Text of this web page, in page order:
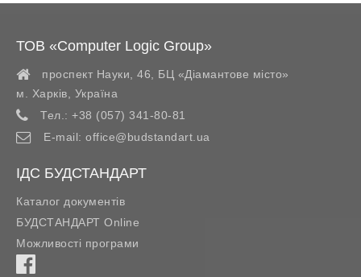
ТОВ «Computer Logic Group»
проспект Науки, 46, БЦ «Діамантове місто»
м. Харків
Україна
Тел.: +38 (057) 341-80-81
E-mail: office@budstandart.ua
ІДС БУДСТАНДАРТ
Каталог документів
БУДСТАНДАРТ Online
Можливості програми